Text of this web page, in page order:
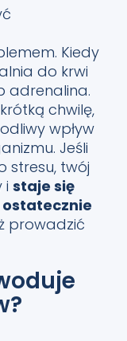
Kiedy
do krwi
adrenalina.
chwilę,
wpływ
Jeśli
stresu, twój
i staje się
prowadzić